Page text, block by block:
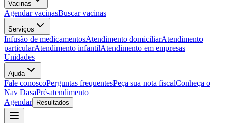
Vacinas
Agendar vacinasBuscar vacinas
Serviços
Infusão de medicamentosAtendimento domiciliarAtendimento
particularAtendimento infantilAtendimento em empresas
Unidades
Ajuda
Fale conoscoPerguntas frequentesPeça sua nota fiscalConheça o
Nav DasaPré-atendimento
Agendar
Resultados